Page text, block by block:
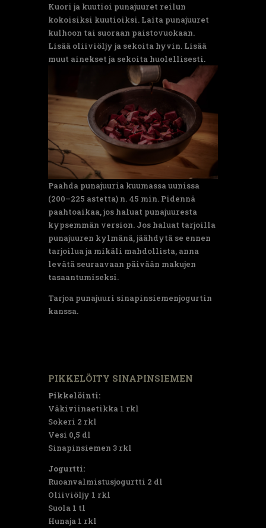
Kuori ja kuutioi punajuuret reilun
kokoisiksi kuutioiksi. Laita punajuuret
kulhoon tai suoraan paistovuokaan.
Lisää oliiviöljy ja sekoita hyvin. Lisää
muut ainekset ja sekoita huolellisesti.
Paahda punajuuria kuumassa uunissa
(200–225 astetta) n. 45 min. Pidennä
paahtoaikaa, jos haluat punajuuresta
kypsemmän version. Jos haluat tarjoilla
punajuuren kylmänä, jäähdytä se ennen
tarjoilua ja mikäli mahdollista, anna
levätä seuraavaan päivään makujen
tasaantumiseksi.
Tarjoa punajuuri sinapinsiemenjogurtin
kanssa.
PIKKELÖITY SINAPINSIEMEN
Pikkelöinti:
Väkiviinaetikka 1 rkl
Sokeri 2 rkl
Vesi 0,5 dl
Sinapinsiemen 3 rkl
Jogurtti:
Ruoanvalmistusjogurtti 2 dl
Oliiviöljy 1 rkl
Suola 1 tl
Hunaja 1 rkl